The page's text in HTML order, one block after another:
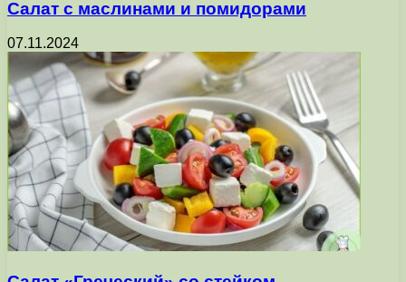
Салат с маслинами и помидорами
07.11.2024